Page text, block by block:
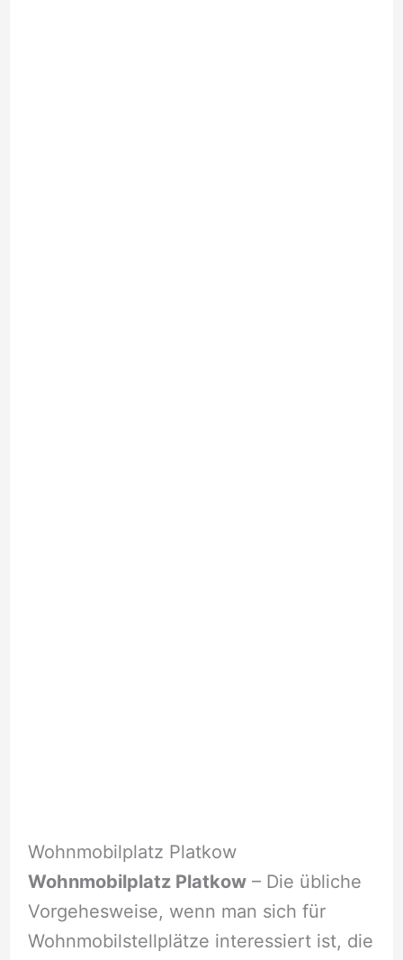
Wohnmobilplatz Platkow
Wohnmobilplatz Platkow– Die übliche
Vorgehesweise, wenn man sich für
Wohnmobilstellplätze interessiert ist, die